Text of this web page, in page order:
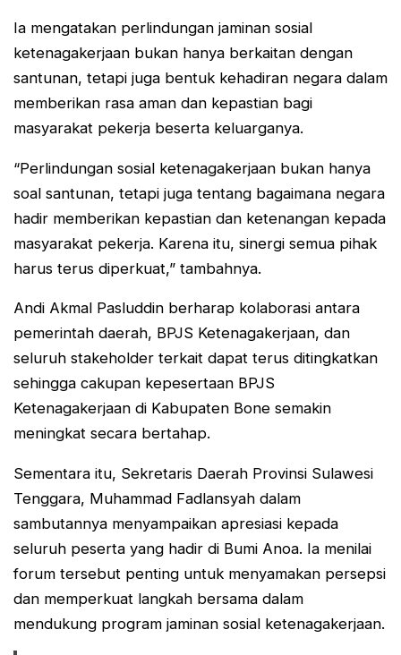
Ia mengatakan perlindungan jaminan sosial
ketenagakerjaan bukan hanya berkaitan dengan
santunan, tetapi juga bentuk kehadiran negara dalam
memberikan rasa aman dan kepastian bagi
masyarakat pekerja beserta keluarganya.
“Perlindungan sosial ketenagakerjaan bukan hanya
soal santunan, tetapi juga tentang bagaimana negara
hadir memberikan kepastian dan ketenangan kepada
masyarakat pekerja. Karena itu, sinergi semua pihak
harus terus diperkuat,” tambahnya.
Andi Akmal Pasluddin berharap kolaborasi antara
pemerintah daerah, BPJS Ketenagakerjaan, dan
seluruh stakeholder terkait dapat terus ditingkatkan
sehingga cakupan kepesertaan BPJS
Ketenagakerjaan di Kabupaten Bone semakin
meningkat secara bertahap.
Sementara itu, Sekretaris Daerah Provinsi Sulawesi
Tenggara, Muhammad Fadlansyah dalam
sambutannya menyampaikan apresiasi kepada
seluruh peserta yang hadir di Bumi Anoa. Ia menilai
forum tersebut penting untuk menyamakan persepsi
dan memperkuat langkah bersama dalam
mendukung program jaminan sosial ketenagakerjaan.